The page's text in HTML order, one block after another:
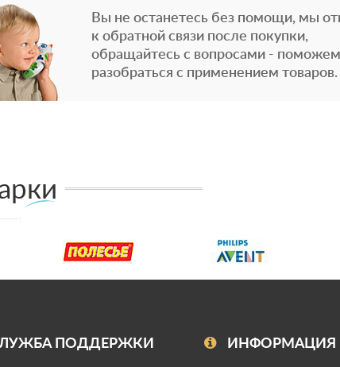
Вы не останетесь без помощи, мы
к обратной связи после покупки,
обращайтесь с вопросами - поможем
разобраться с применением товаров.
ПОДДЕРЖКИ ИНФОРМАЦИЯ